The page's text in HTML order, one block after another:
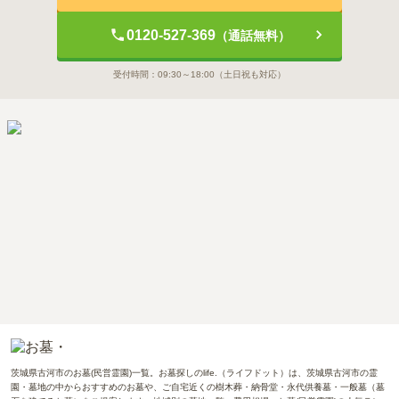
0120-527-369（通話無料）
受付時間： 09:30～18:00 （土日祝も対応）
茨城県古河市のお墓(民営霊園)一覧。お墓探しのlife.（ライフドット）は、茨城県古河市の霊
園・墓地の中からおすすめのお墓や、ご自宅近くの樹木葬・納骨堂・永代供養墓・一般墓（墓